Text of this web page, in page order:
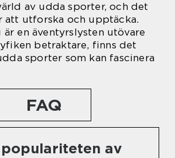
av udda sporter, och det
att utforska och upptäcka.
en äventyrslysten utövare
betraktare, finns det
sporter som kan fascinera
FAQ
populariteten av